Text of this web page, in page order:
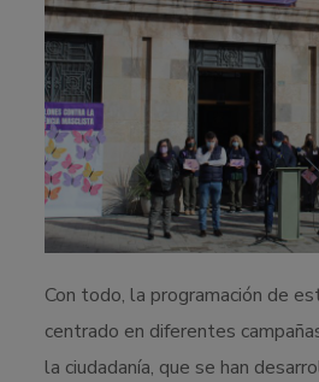
Con todo, la programación de
centrado en diferentes
la ciudadanía, que se han